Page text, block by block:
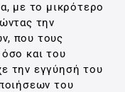
με το μικρότερο
την
που τους
και του
την εγγύησή του
του